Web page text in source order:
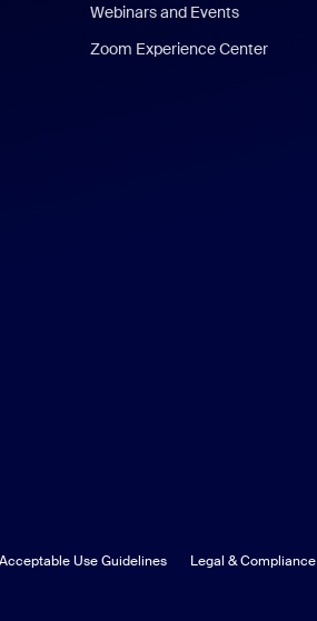
Webinars and Events
Zoom Experience Center
Acceptable Use Guidelines Legal & Compliance